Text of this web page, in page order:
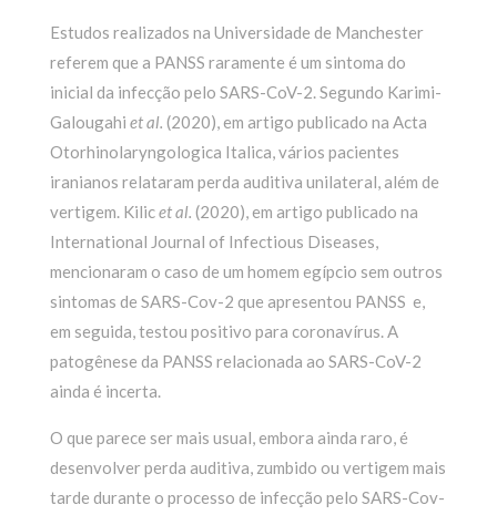
Estudos realizados na Universidade de Manchester
referem que a PANSS raramente é um sintoma do
inicial da infecção pelo SARS-CoV-2. Segundo Karimi-
Galougahi et al. (2020), em artigo publicado na Acta
Otorhinolaryngologica Italica, vários pacientes
iranianos relataram perda auditiva unilateral, além de
vertigem. Kilicet al. (2020), em artigo publicado na
International Journal of Infectious Diseases,
mencionaram o caso de um homem egípcio sem outros
sintomas de SARS-Cov-2 que apresentou PANSS e,
em seguida, testou positivo para coronavírus. A
patogênese da PANSS relacionada ao SARS-CoV-2
ainda é incerta.
O que parece ser mais usual, embora ainda raro, é
desenvolver perda auditiva, zumbido ou vertigem mais
tarde durante o processo de infecção pelo SARS-Cov-